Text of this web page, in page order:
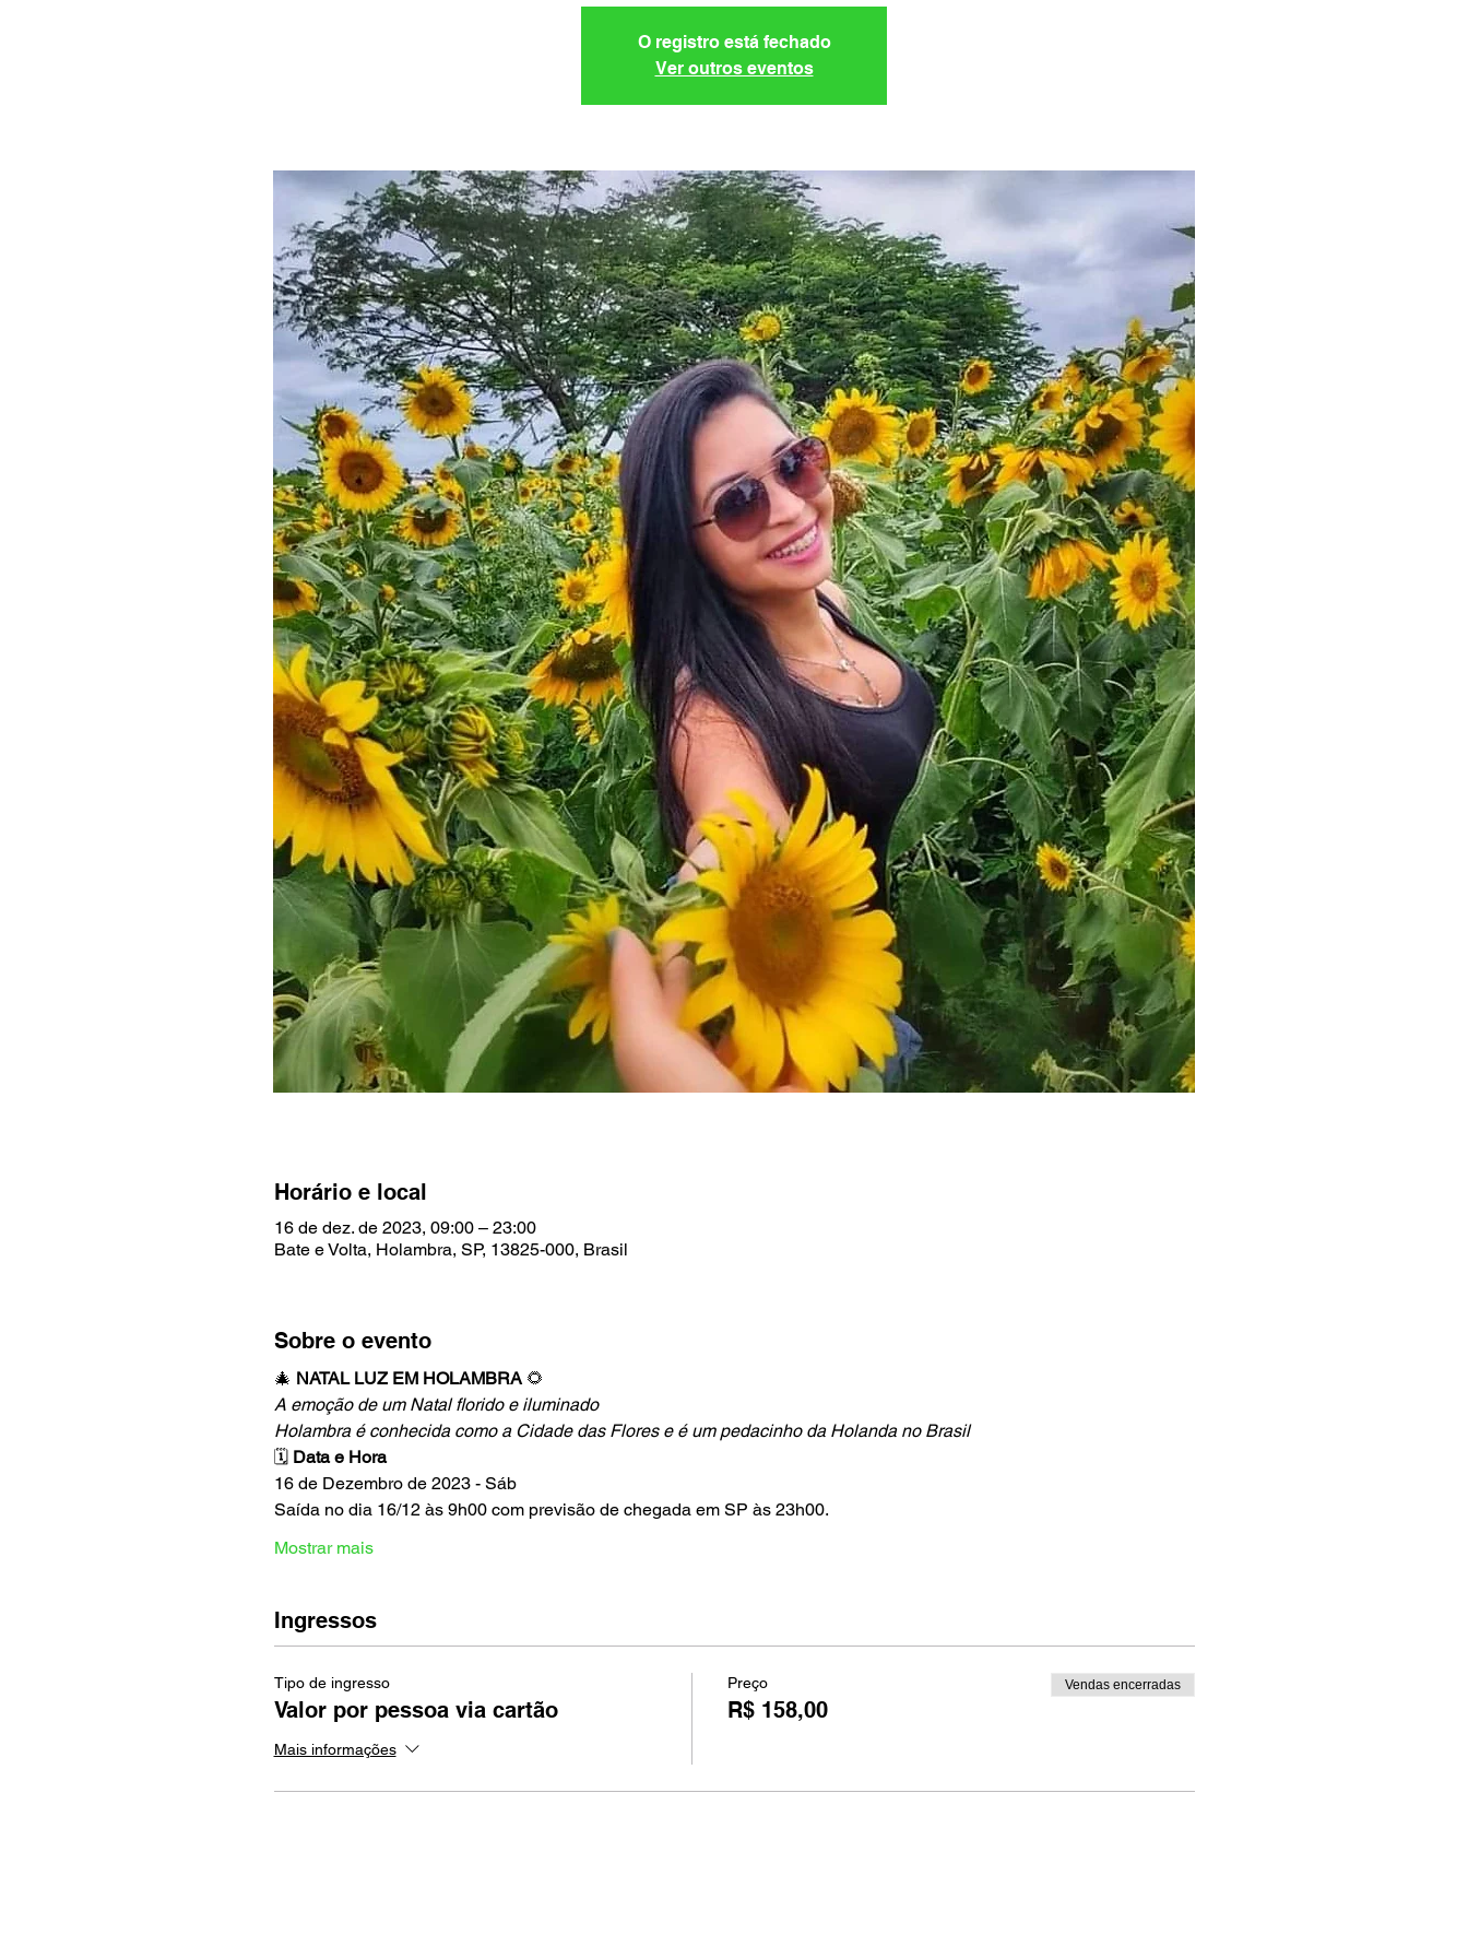
O registro está fechado
Ver outros eventos
Horário e local
16 de dez. de 2023, 09:00 – 23:00
Bate e Volta, Holambra, SP, 13825-000, Brasil
Sobre o evento
🎄 NATAL LUZ EM HOLAMBRA 🌻
A emoção de um Natal florido e iluminado
Holambra é conhecida como a Cidade das Flores e é um pedacinho da Holanda no Brasil
🗓️ Data e Hora
16 de Dezembro de 2023 - Sáb
Saída no dia 16/12 às 9h00 com previsão de chegada em SP às 23h00.
Mostrar mais
Ingressos
Tipo de ingresso
Valor por pessoa via cartão
Mais informações
Preço
R$ 158,00
Vendas encerradas